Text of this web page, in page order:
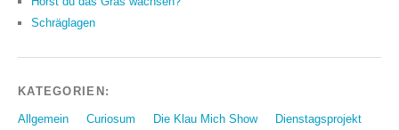
Schräglagen
KATEGORIEN:
Allgemein Curiosum Die Klau Mich Show
Dienstagsprojekt